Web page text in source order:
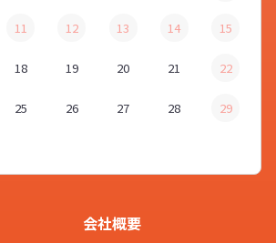
11 12 13 14 15
18 19 20 21 22
25 26 27 28 29
会社概要